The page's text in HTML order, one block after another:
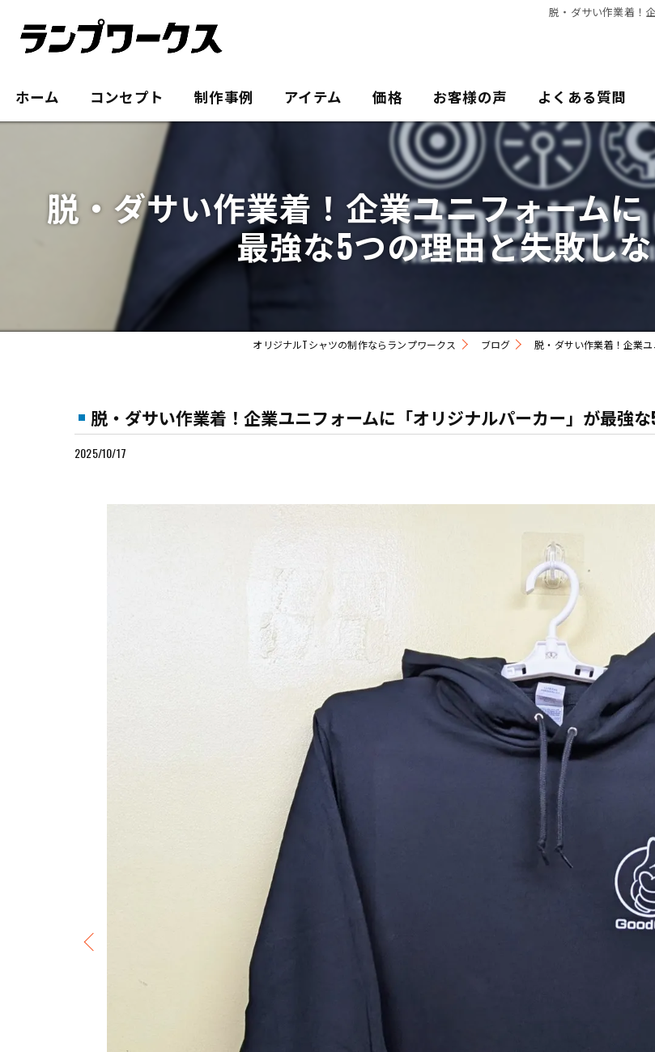
脱・ダサい作業着！
ホーム コンセプト 制作事例 アイテム 価格 お客様の声 よくある質問
脱・ダサい作業着！企業ユニフォーム
最強な5つの理由と失敗し
オリジナルTシャツの制作ならランプワークス ブログ 脱・ダサい作業着！企業
脱・ダサい作業着！企業ユニフォームに「オリジナルパーカー」が最強
2025/10/17